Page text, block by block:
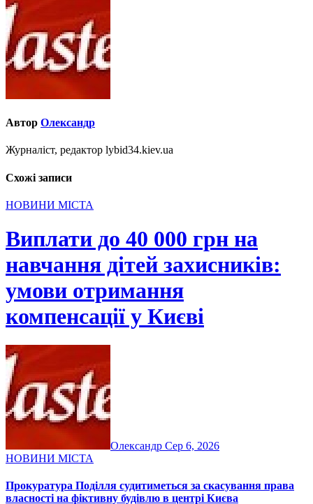
Автор Олександр
Журналіст, редактор lybid34.kiev.ua
Схожі записи
НОВИНИ МІСТА
Виплати до 40 000 грн на
навчання дітей захисників:
умови отримання
компенсації у Києві
Олександр Сер 6, 2026
НОВИНИ МІСТА
Прокуратура Поділля судитиметься за скасування права
власності на фіктивну будівлю в центрі Києва